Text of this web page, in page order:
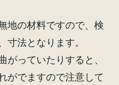
地の材料ですので、検
寸法となります。
がっていたりすると、
がでますので注意して
お客様の声